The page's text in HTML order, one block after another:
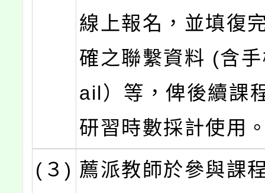
線上報名，並填復
確之聯繫資料 (含
ail）等，俾後續課
研習時數採計使用
(３) 薦派教師於參與課